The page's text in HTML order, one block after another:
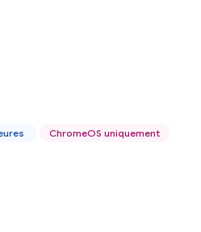
ChromeOS uniquement